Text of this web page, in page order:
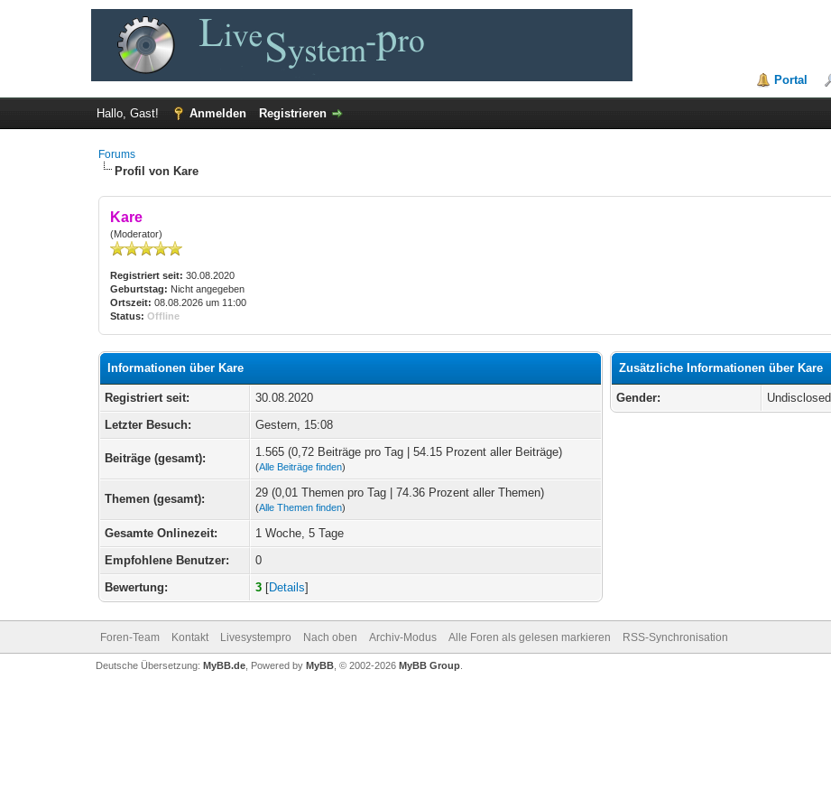
Portal
Hallo, Gast! Anmelden Registrieren
Forums
Profil von Kare
Kare
(Moderator)
Registriert seit: 30.08.2020
Geburtstag: Nicht angegeben
Ortszeit: 08.08.2026 um 11:00
Status: Offline
Informationen über Kare
Registriert seit:
30.08.2020
Letzter Besuch:
Gestern, 15:08
Beiträge (gesamt): 1.565 (0,72 Beiträge pro Tag | 54.15 Prozent aller Beiträge)
(Alle Beiträge finden)
Themen (gesamt): 29 (0,01 Themen pro Tag | 74.36 Prozent aller Themen)
(Alle Themen finden)
Gesamte Onlinezeit:
1 Woche, 5 Tage
Empfohlene Benutzer:
0
Bewertung:
3 [Details]
Zusätzliche Informationen über Kare
Gender: Undisclosed
Foren-Team Kontakt Livesystempro Nach oben Archiv-Modus Alle Foren als gelesen markieren RSS-Synchronisation
Deutsche Übersetzung: MyBB.de, Powered by MyBB, © 2002-2026 MyBB Group.